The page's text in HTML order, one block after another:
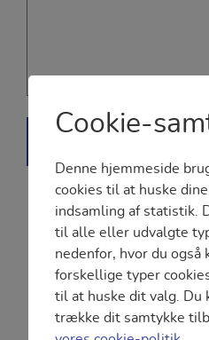
Cookie-
Denne hjemmeside
cookies til at huske
indsamling af statistik.
til alle eller udvalgte
nedenfor, hvor du også
forskellige typer
til at huske dit valg. Du
trække dit samtykke